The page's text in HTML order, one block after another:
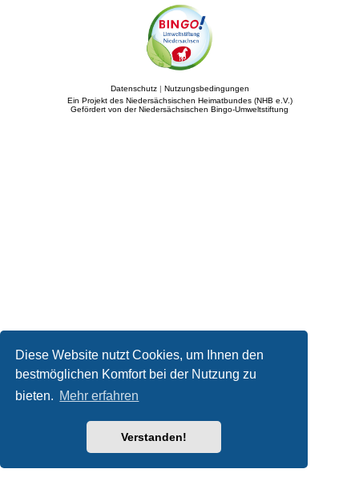
Diese Website nutzt Cookies, um Ihnen den
bestmöglichen Komfort bei der Nutzung zu
bieten. Mehr erfahren
Verstanden!
Datenschutz| Nutzungsbedingungen
Ein Projekt des Niedersächsischen Heimatbundes (NHB e.V.)
Gefördert von der Niedersächsischen Bingo-Umweltstiftung